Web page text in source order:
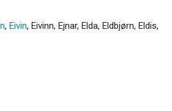
, Eivin, Eivinn, Ejnar, Elda, Eldbjørn, Eldis,